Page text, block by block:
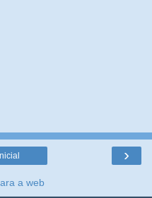
›
a web